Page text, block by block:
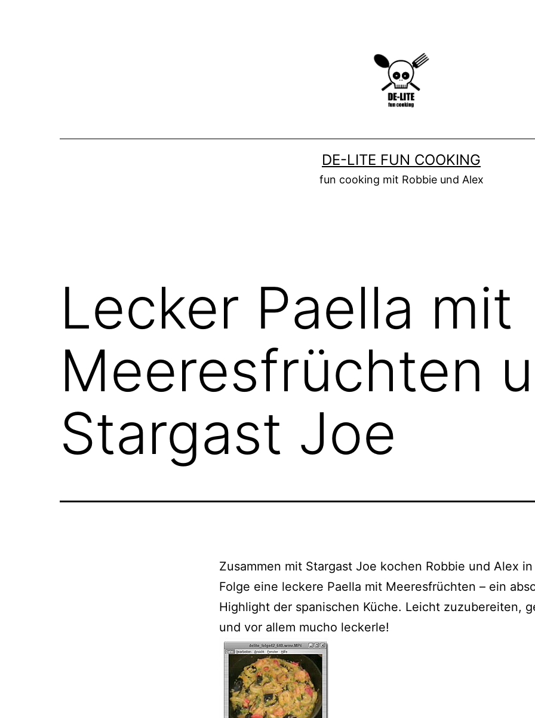
DE-LITE FUN COOKING
fun cooking mit Robbie und Alex
Lecker Paella mit
Meeresfrüchten
Stargast Joe
Zusammen mit Stargast Joe kochen Robbie und Alex
Folge eine leckere Paella mit Meeresfrüchten – ein
Highlight der spanischen Küche. Leicht zuzubereiten,
und vor allem mucho leckerle!